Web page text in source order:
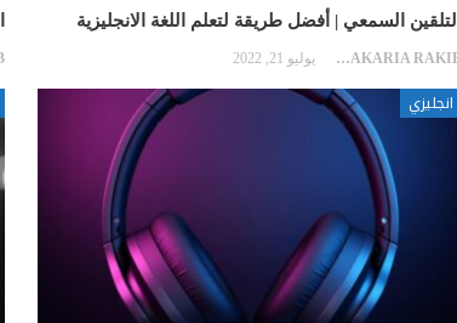
التلقين السمعي | أفضل طريقة لتعلم اللغة الانجليزية
ZAKARIA RAKIB يوليو 21, 2022
انجليزي